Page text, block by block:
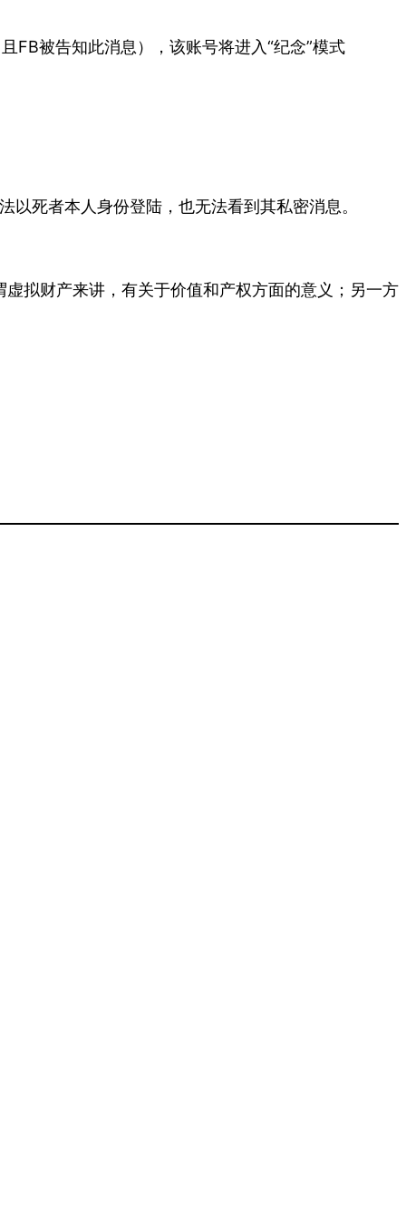
FB被告知此消息），该账号将进入“纪念”模式
死者本人身份登陆，也无法看到其私密消息。
拟财产来讲，有关于价值和产权方面的意义；另一方